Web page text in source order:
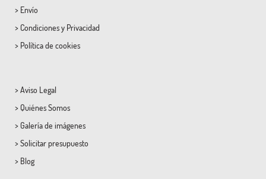
> Envío
> Condicionesy Privacidad
> Política de cookies
> Aviso Legal
> Quiénes Somos
> Galería de imágenes
> Solicitar presupuesto
> Blog